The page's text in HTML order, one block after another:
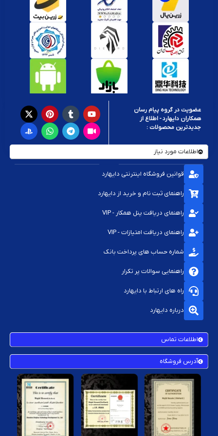
عضویت در گروه پیام رسان
همکاران دایهارد - اطلاع از
جدیدترین محصولات :
اطلاعات مورد نیاز
قوانین فروشگاه اینترنتی دایهارد
راهنمای ثبت نام و خرید از دایهارد
راهنمای دریافت پنل همکار - VIP
راهنمای دریافت امتیازات - VIP
شماره حساب های پرداخت بانک
راهنمایی سوالات پر تکرار
راه های ارتباط با دایهارد
درباره دایهارد
اطلاعات تماس
آدرس فروشگاه